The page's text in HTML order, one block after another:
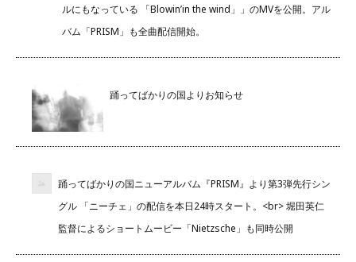
ルにもなっている 「Blowin’in the wind」」のMVを公開。アル
バム「PRISM」も全曲配信開始。
踊ってばかりの国よりお知らせ
踊ってばかりの国ニューアルバム『PRISM』より第3弾先行シン
グル 「ニーチェ」の配信を本日24時スタート。<br> 堀田英仁
監督によるショートムービー「Nietzsche」も同時公開